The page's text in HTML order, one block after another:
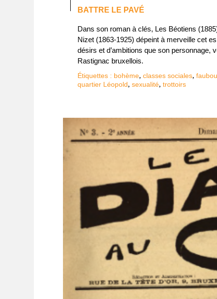
BATTRE LE PAVÉ
Dans son roman à clés, Les Béotiens
Nizet (1863-1925) dépeint à merveille cet
désirs et d’ambitions que son personnage,
Rastignac bruxellois.
Étiquettes : bohème, classes sociales,
quartier Léopold, sexualité, trottoirs